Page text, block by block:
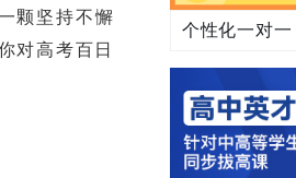
颗坚持不懈
对高考百日